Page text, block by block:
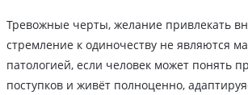
Тревожные черты, желание привлекать
стремление к одиночеству не являются
патологией, если человек может понять
поступков и живёт полноценно,